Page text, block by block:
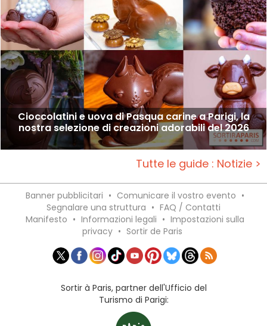
Cioccolatini e uova di Pasqua carine a Parigi, la
nostra selezione di creazioni adorabili del 2026
Tutte le guide : Notizie >
Banner pubblicitari • Comunicare il vostro evento •
Segnalare una struttura • FAQ / Contatti
Manifesto • Informazioni legali • Impostazioni sulla
privacy • Sortir de Paris
Sortir à Paris, partner dell'Ufficio del
Turismo di Parigi: